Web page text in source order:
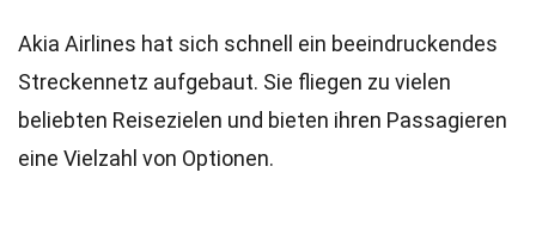
Akia Airlines hat sich schnell ein beeindruckendes
Streckennetz aufgebaut. Sie fliegen zu vielen
beliebten Reisezielen und bieten ihren Passagieren
eine Vielzahl von Optionen.